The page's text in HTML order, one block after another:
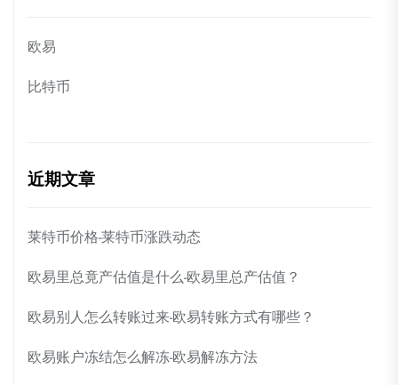
欧易
比特币
近期文章
莱特币价格-莱特币涨跌动态
欧易里总竟产估值是什么-欧易里总产估值？
欧易别人怎么转账过来-欧易转账方式有哪些？
欧易账户冻结怎么解冻-欧易解冻方法